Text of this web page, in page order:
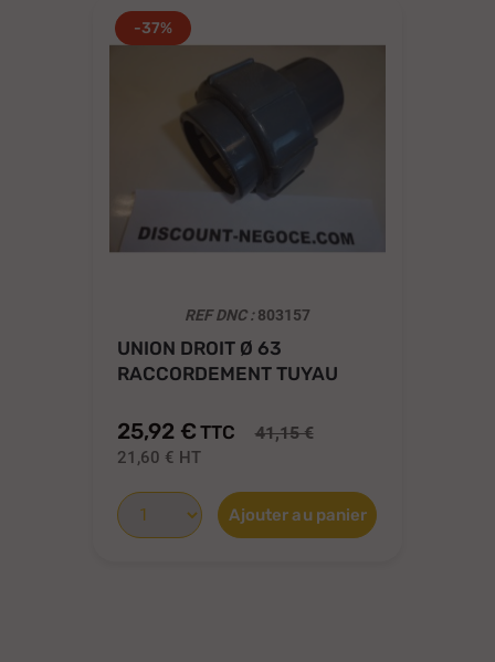
-37%
REF DNC :803157
UNION DROIT Ø 63
RACCORDEMENT TUYAU
25,92 € TTC 41,15 €
21,60 € HT
Ajouter au panier